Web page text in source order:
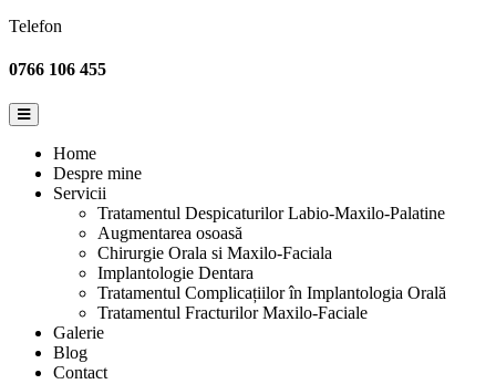
Telefon
0766 106 455
Home
Despre mine
Servicii
Tratamentul Despicaturilor Labio-Maxilo-Palatine
Augmentarea osoasă
Chirurgie Orala si Maxilo-Faciala
Implantologie Dentara
Tratamentul Complicațiilor în Implantologia Orală
Tratamentul Fracturilor Maxilo-Faciale
Galerie
Blog
Contact